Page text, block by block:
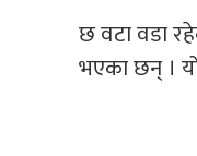
छ वटा वडा
भएका छन् ।